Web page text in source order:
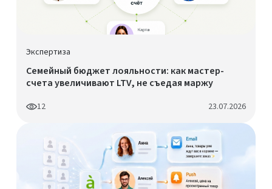
Экспертиза
Семейный бюджет лояльности: как мастер-
счета увеличивают LTV, не съедая маржу
12 23.07.2026